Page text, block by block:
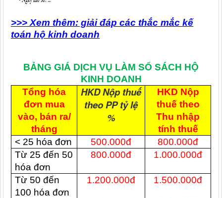
>>> Xem thêm: giải đáp các thắc mắc kế
toán hộ kinh doanh
BẢNG GIÁ DỊCH VỤ LÀM SỔ SÁCH HỘ
KINH DOANH
Tổng hóa
đơn mua
vào, bán ra/
tháng
HKD Nộp thuế
theo PP tỷ lệ
%
HKD Nộp
thuế theo
Thu nhập
tính thuế
< 25 hóa đơn
500.000đ
800.000đ
Từ 25 đến 50
hóa đơn
800.000đ 1.000.000đ
Từ 50 đến
100 hóa đơn
1.200.000đ 1.500.000đ